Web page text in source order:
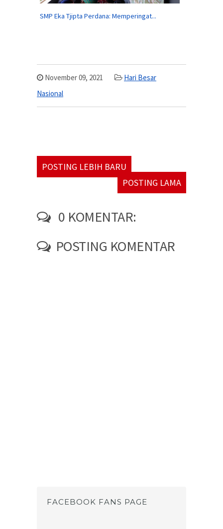
SMP Eka Tjipta Perdana: Memperingat...
November 09, 2021
Hari Besar
Nasional
POSTING LEBIH BARU
POSTING LAMA
0 KOMENTAR:
POSTING KOMENTAR
FACEBOOK FANS PAGE